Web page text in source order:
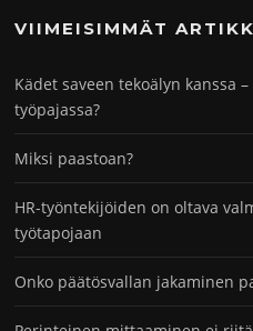
VIIMEISIMMÄT
Kädet saveen tekoälyn kanssa
työpajassa?
Miksi paastoan?
HR-työntekijöiden on oltava
työtapojaan
Onko päätösvallan jakaminen